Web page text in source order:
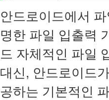
안드로이드에서
명한 파일 입출력
드 자체적인 파일
대신, 안드로이드
공하는 기본적인